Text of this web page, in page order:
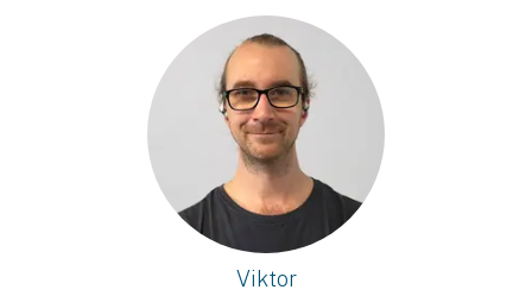
Viktor